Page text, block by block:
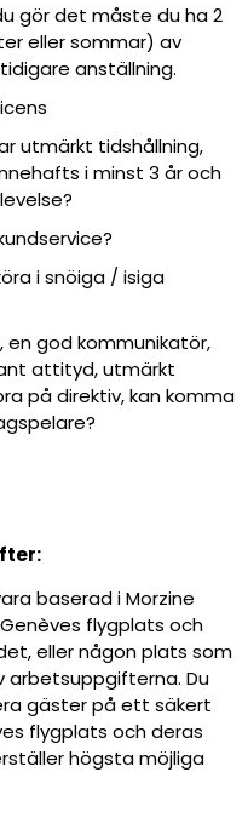
gör det måste du ha 2
eller sommar) av
anställning.
utmärkt tidshållning,
i minst 3 år och
i snöiga / isiga
en god kommunikatör,
attityd, utmärkt
på direktiv, kan komma
baserad i Morzine
flygplats och
eller någon plats som
Du
gäster på ett säkert
flygplats och deras
högsta möjliga